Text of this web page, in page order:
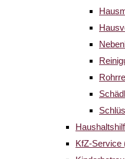
KfZ-Service